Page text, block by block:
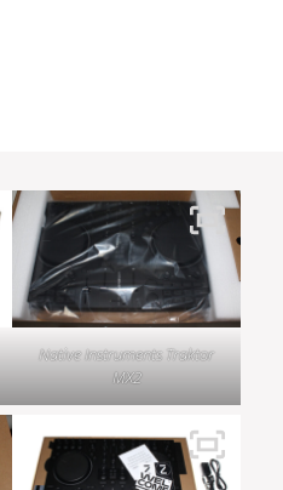
Native Instruments Traktor
MX2